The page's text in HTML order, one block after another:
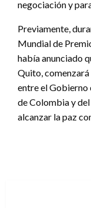
negociación y
Previamente,
Mundial de
había anunciado
Quito,
entre el Gobierno
de Colombia y
alcanzar la paz